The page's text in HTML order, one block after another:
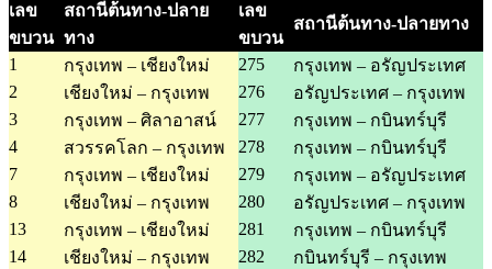
เลข
ขบวน
สถานีต้นทาง-ปลาย
ทาง
เลข
ขบวน
สถานีต้นทาง-ปลายทาง
1 กรุงเทพ – เชียงใหม่ 275
กรุงเทพ – อรัญประเทศ
2
เชียงใหม่ – กรุงเทพ 276
อรัญประเทศ – กรุงเทพ
3
กรุงเทพ – ศิลาอาสน์ 277
กรุงเทพ – กบินทร์บุรี
4
สวรรคโลก – กรุงเทพ 278
กรุงเทพ – กบินทร์บุรี
7
กรุงเทพ – เชียงใหม่ 279
กรุงเทพ – อรัญประเทศ
8
เชียงใหม่ – กรุงเทพ 280
อรัญประเทศ – กรุงเทพ
13
กรุงเทพ – เชียงใหม่ 281
กรุงเทพ – กบินทร์บุรี
14
เชียงใหม่ – กรุงเทพ 282 กบินทร์บุรี – กรุงเทพ